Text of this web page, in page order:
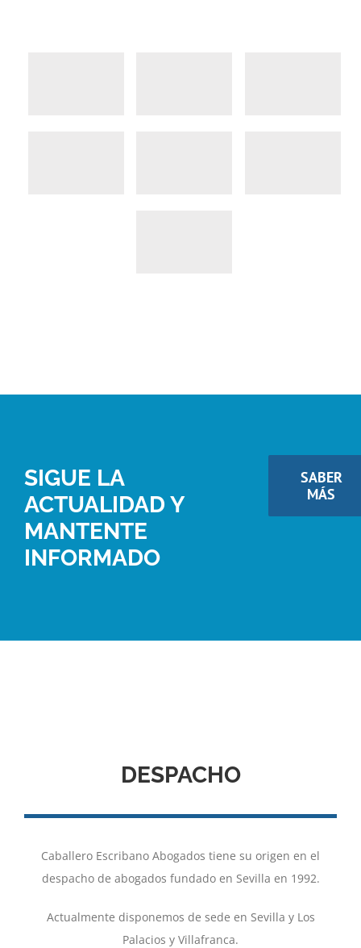
SIGUE LA
ACTUALIDAD Y
MANTENTE
INFORMADO
SABER
MÁS
DESPACHO
Caballero Escribano Abogados tiene su origen en el
despacho de abogados fundado en Sevilla en 1992.
Actualmente disponemos de sede en Sevilla y Los
Palacios y Villafranca.